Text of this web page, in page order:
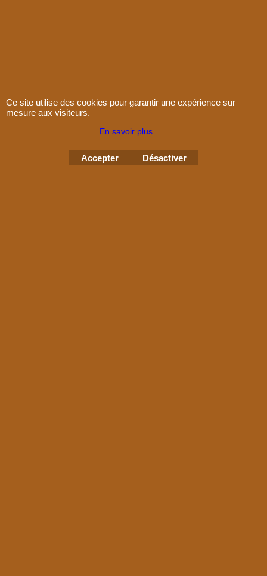
Boutique en ligne créés
avec le logiciel
Ce site utilise des cookies pour garantir une expérience sur
mesure aux visiteurs.
En savoir plus
Accepter Désactiver